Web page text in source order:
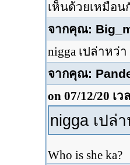
เห็นด้วยเหมือ
จากคุณ:
nigga เปล่าหว่า
จากคุณ:
on 07/12/20 เว
nigga เปล่
Who is she ka?